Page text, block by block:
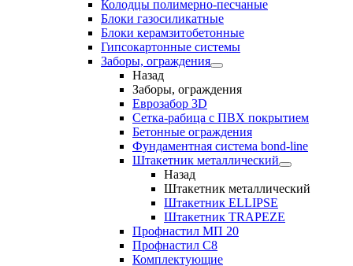
Колодцы полимерно-песчаные
Блоки газосиликатные
Блоки керамзитобетонные
Гипсокартонные системы
Заборы, ограждения
Назад
Заборы, ограждения
Еврозабор 3D
Сетка-рабица с ПВХ покрытием
Бетонные ограждения
Фундаментная система bond-line
Штакетник металлический
Назад
Штакетник металлический
Штакетник ELLIPSE
Штакетник TRAPEZE
Профнастил МП 20
Профнастил С8
Комплектующие